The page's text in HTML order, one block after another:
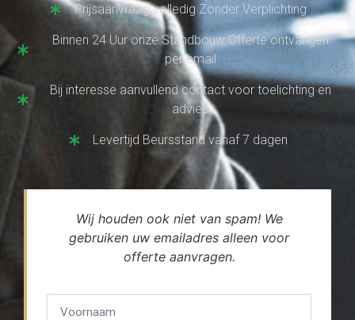
Prijsaanvraag volledig Zonder Verplichting
Binnen 24 Uur onze Standbouw Offerte ontvangen
per email
Bij interesse aanvullend contact voor toelichting en
advies
Levertijd Beursstand vanaf 7 dagen
Wij houden ook niet van spam! We
gebruiken uw emailadres alleen voor
offerte aanvragen.